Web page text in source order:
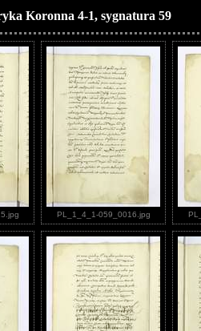
Koronna 4-1, sygnatura 59
PL_1_4_1-059_0016.jpg